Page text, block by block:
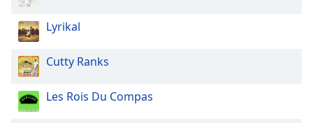
Text
Background
Color
Opacity
Lyrikal
Cutty Ranks
Les Rois Du Compas